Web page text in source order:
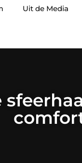
Uit de Media